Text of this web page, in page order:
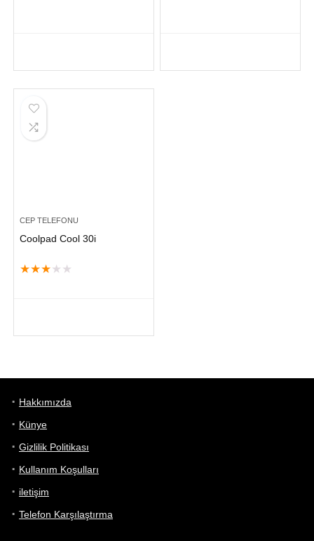
CEP TELEFONU
Coolpad Cool 30i
★★★ ★ ★
Hakkımızda
Künye
Gizlilik Politikası
Kullanım Koşulları
iletişim
Telefon Karşılaştırma